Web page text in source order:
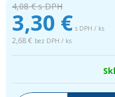
4,08 €s DPH
3,30 € s DPH / ks
2,68 € bez DPH / ks